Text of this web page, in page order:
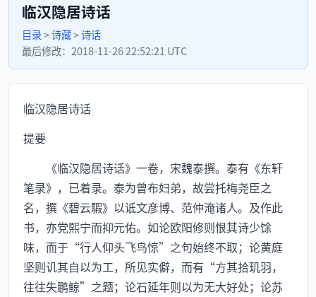
临汉隐居诗话
目录>诗藏>诗话
最后修改： 2018-11-26 22:52:21 UTC
临汉隐居诗话
提要
《临汉隐居诗话》一卷，宋魏泰撰。泰有《东轩
笔录》，已着录。泰为曾布妇弟，故尝托梅尧臣之
名，撰《碧云騢》以诋文彦博、范仲淹诸人。及作此
书，亦党熙宁而抑元佑。如论欧阳修则恨其诗少馀
味，而于“行人仰头飞鸟惊”之句始终不取；论黄庭
坚则讥其自以为工，所见实僻，而有“方其拾玑羽，
往往失鹏鲸”之题；论石延年则以为无大好处；论苏